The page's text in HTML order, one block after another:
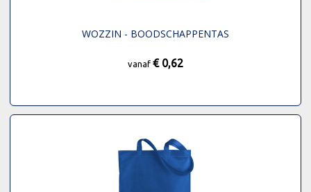
WOZZIN - BOODSCHAPPENTAS
vanaf € 0,62